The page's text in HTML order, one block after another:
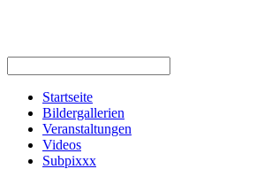
Startseite
Bildergallerien
Veranstaltungen
Videos
Subpixxx